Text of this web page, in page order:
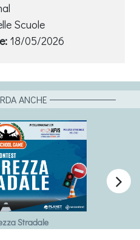
Scuole
18/05/2026
ANCHE
Stradale
